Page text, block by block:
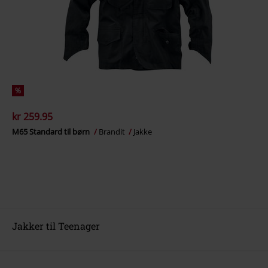
%
kr 259.95
M65 Standard til børn Brandit Jakke
Jakker til Teenager